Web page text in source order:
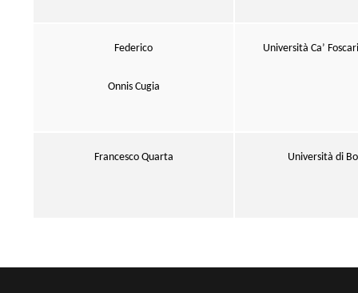
Federico
Onnis Cugia
Università Ca’
Francesco Quarta Università di